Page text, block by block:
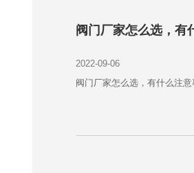
阀门厂家怎么选，
2022-09-06
阀门厂家怎么选，有什么注